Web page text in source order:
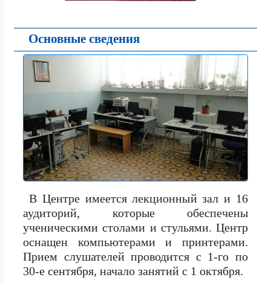
Основные сведения
В Центре имеется лекционный зал и 16
аудиторий, которые обеспечены
ученическими столами и стульями. Центр
оснащен компьютерами и принтерами.
Прием слушателей проводится с 1-го по
30-е сентября, начало занятий с 1 октября.